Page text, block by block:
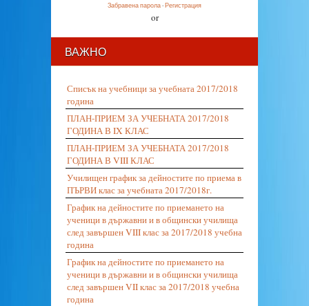
Забравена парола·Регистрация
or
ВАЖНО
Списък на учебници за учебната 2017/2018
година
ПЛАН-ПРИЕМ ЗА УЧЕБНАТА 2017/2018
ГОДИНА В IX КЛАС
ПЛАН-ПРИЕМ ЗА УЧЕБНАТА 2017/2018
ГОДИНА В VIII КЛАС
Училищен график за дейностите по приема в
ПЪРВИ клас за учебната 2017/2018г.
График на дейностите по приемането на
ученици в държавни и в общински училища
след завършен VIII клас за 2017/2018 учебна
година
График на дейностите по приемането на
ученици в държавни и в общински училища
след завършен VII клас за 2017/2018 учебна
година